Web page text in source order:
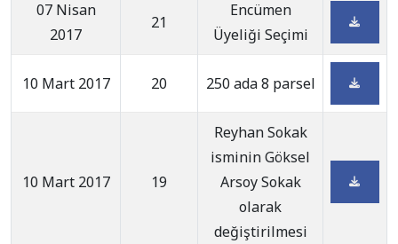
07 Nisan
2017
21
Encümen
Üyeliği Seçimi
10 Mart 2017 20 250 ada 8 parsel
10 Mart 2017 19
Reyhan Sokak
isminin Göksel
Arsoy Sokak
olarak
değiştirilmesi